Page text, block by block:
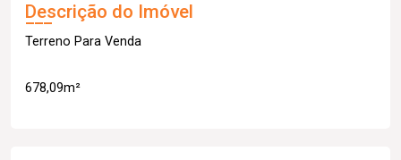
Descrição do Imóvel
Terreno Para Venda
678,09m²